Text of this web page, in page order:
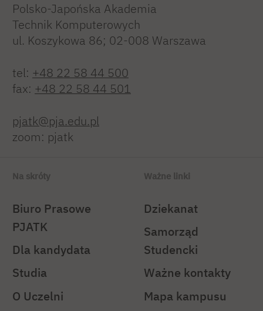
Polsko-Japońska Akademia
Technik Komputerowych
ul. Koszykowa 86; 02-008 Warszawa
tel: +48 22 58 44 500
fax: +48 22 58 44 501
pjatk@pja.edu.pl
zoom: pjatk
Na skróty
Biuro Prasowe
PJATK
Dla kandydata
Studia
O Uczelni
Ważne linki
Dziekanat
Samorząd
Studencki
Ważne kontakty
Mapa kampusu